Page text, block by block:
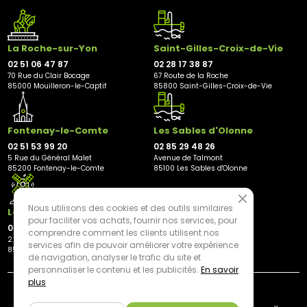
La Roche-sur-Yon
02 51 06 47 87
70 Rue du Clair Bocage
85000 Mouilleron-le-Captif
Saint-Gilles-Croix-de-Vie
02 28 17 38 87
67 Route de la Roche
85800 Saint-Gilles-Croix-de-Vie
Fontenay-le-Comte
02 51 53 99 20
5 Rue du Général Malet
85200 Fontenay-le-Comte
Les Sables d'Olonne
02 85 29 48 26
Avenue de Talmont
85100 Les Sables d'Olonne
Les Herbiers
02 21 81 23 11
2 rue des Peupliers
85500 Les Herbiers
Nous utilisons des cookies et des outils similaires
pour faciliter vos achats, fournir nos services, pour
comprendre comment les clients utilisent nos
services afin de pouvoir améliorer votre expérience
de navigation, analyser le trafic du site et
personnaliser le contenu et les publicités. En savoir
plus